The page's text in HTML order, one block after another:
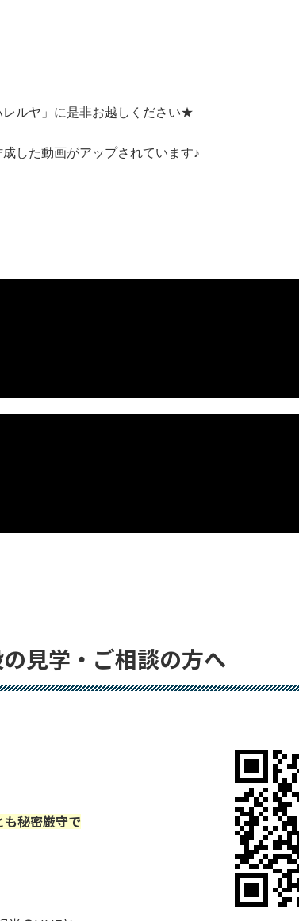
レルヤ」に是非お越しください★
した動画がアップされています♪
見学・ご相談の方へ
も秘密厳守で